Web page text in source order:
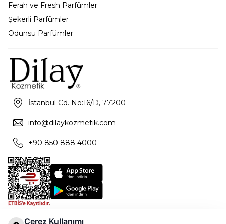
Ferah ve Fresh Parfümler
Şekerli Parfümler
Odunsu Parfümler
İstanbul Cd. No:16/D, 77200
info@dilaykozmetik.com
+90 850 888 4000
Çerez Kullanımı